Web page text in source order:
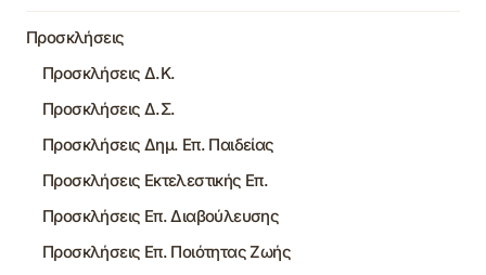
Προσκλήσεις
Προσκλήσεις Δ.Κ.
Προσκλήσεις Δ.Σ.
Προσκλήσεις Δημ. Επ. Παιδείας
Προσκλήσεις Εκτελεστικής Επ.
Προσκλήσεις Επ. Διαβούλευσης
Προσκλήσεις Επ. Ποιότητας Ζωής